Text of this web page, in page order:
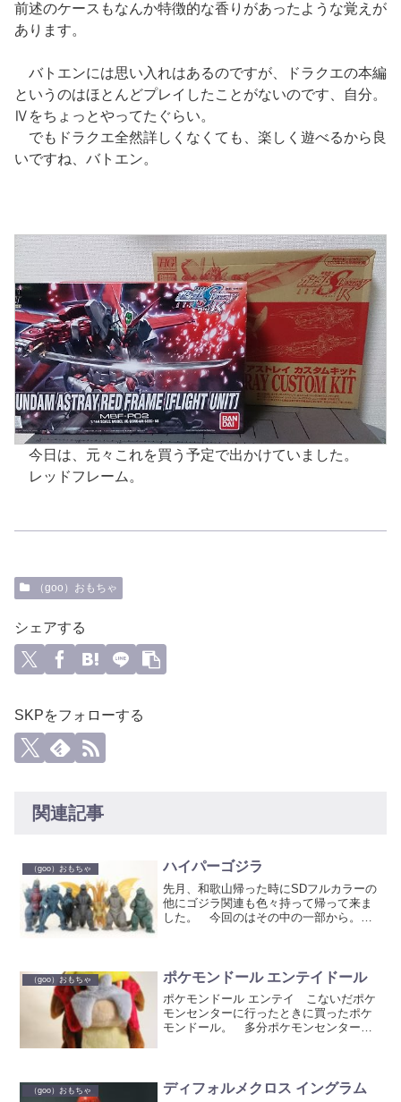
前述のケースもなんか特徴的な香りがあったような覚えが
あります。
バトエンには思い入れはあるのですが、ドラクエの本編
というのはほとんどプレイしたことがないのです、自分。
Ⅳをちょっとやってたぐらい。
でもドラクエ全然詳しくなくても、楽しく遊べるから良
いですね、バトエン。
今日は、元々これを買う予定で出かけていました。
レッドフレーム。
（goo）おもちゃ
シェアする
SKPをフォローする
関連記事
（goo）おもちゃ ハイパーゴジラ
先月、和歌山帰った時にSDフルカラーの
他にゴジラ関連も色々持って帰って来ま
した。 今回のはその中の一部から。
明。 調べてみたと...
（goo）おもちゃ ポケモンドール エンテイドール
ポケモンドール エンテイ こないだポケ
モンセンターに行ったときに買ったポケ
モンドール。 多分ポケモンセンター専
る。 顔 肉球 ポケ...
（goo）おもちゃ ディフォルメクロス イングラム